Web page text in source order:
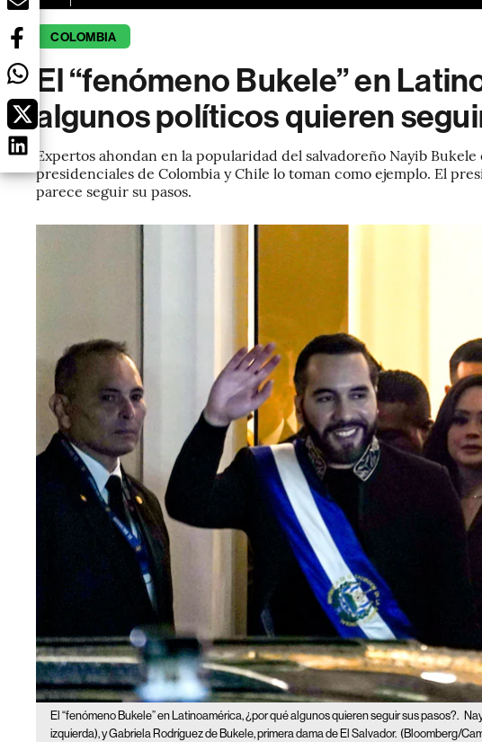
COLOMBIA
El “fenómeno Bukele” en
algunos políticos quieren
Expertos ahondan en la popularidad del salvadoreño Nayib
presidenciales de Colombia y Chile lo toman como ejemplo. El
parece seguir su pasos.
El “fenómeno Bukele” en Latinoamérica, ¿por qué algunos quieren seguir sus pasos?.
izquierda), y Gabriela Rodríguez de Bukele, primera dama de El Salvador. (Bloomberg/